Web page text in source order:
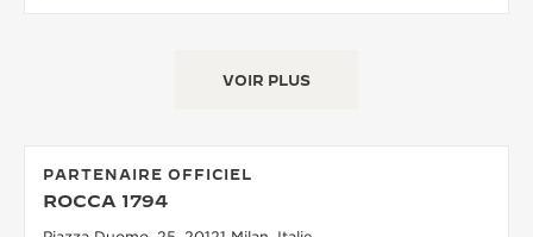
VOIR PLUS
PARTENAIRE OFFICIEL
ROCCA 1794